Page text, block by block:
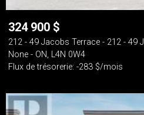
324 900 $
212 - 49 Jacobs Terrace - 212 - 49
None - ON, L4N 0W4
Flux de trésorerie: -283 $/mois